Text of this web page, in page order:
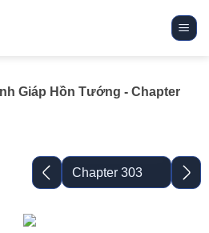
Giáp Hồn Tướng - Chapter